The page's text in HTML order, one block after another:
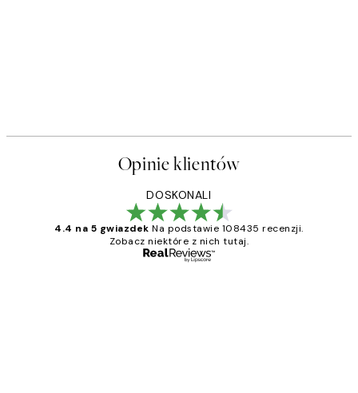
Opinie klientów
DOSKONALI
4.4 na 5 gwiazdek Na podstawie 108435 recenzji.
Zobacz niektóre z nich tutaj.